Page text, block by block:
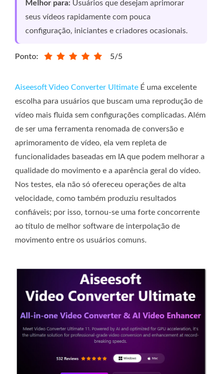
Melhor para: Usuários que desejam aprimorar
seus vídeos rapidamente com pouca
configuração, iniciantes e criadores ocasionais.
Ponto: 5/5
Aiseesoft Video Converter Ultimate É uma excelente
escolha para usuários que buscam uma reprodução de
vídeo mais fluida sem configurações complicadas. Além
de ser uma ferramenta renomada de conversão e
aprimoramento de vídeo, ela vem repleta de
funcionalidades baseadas em IA que podem melhorar a
qualidade do movimento e a aparência geral do vídeo.
Nos testes, ela não só ofereceu operações de alta
velocidade, como também produziu resultados
confiáveis; por isso, tornou-se uma forte concorrente
ao título de melhor software de interpolação de
movimento entre os usuários comuns.